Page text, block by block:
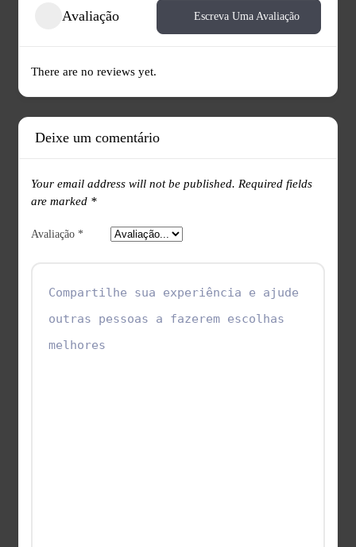
Avaliação Escreva Uma Avaliação
There are no reviews yet.
Deixe um comentário
Your email address will not be published. Required fields
are marked *
Avaliação *